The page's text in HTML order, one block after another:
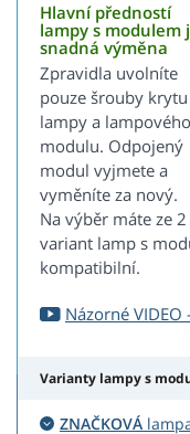
Hlavní předností
lampy s modulem
snadná výměna
Zpravidla uvolníte
pouze šrouby krytu
lampy a lampového
modulu. Odpojený
modul vyjmete a
vyměníte za nový.
Na výběr máte ze 2
variant lamp s
kompatibilní.
Názorné
Varianty lampy s
ZNAČKOVÁ